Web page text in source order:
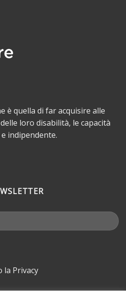
è quella di far acquisire alle
loro disabilità, le capacità
indipendente.
la Privacy